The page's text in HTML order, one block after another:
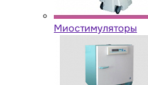
Миостимуляторы